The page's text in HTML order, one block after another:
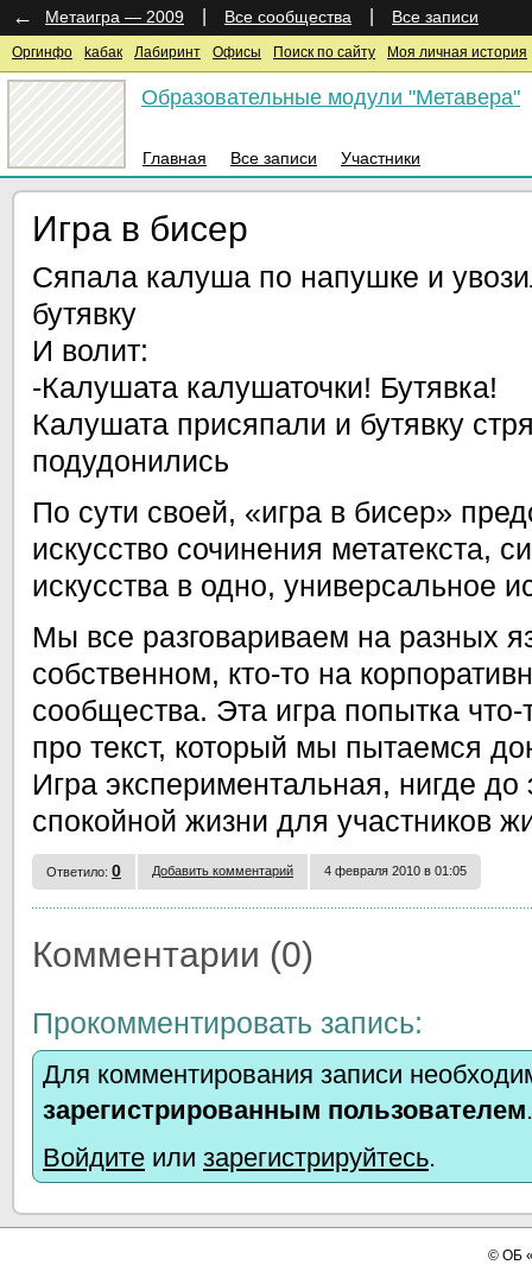
← Метаигра — 2009 Все сообщества Все записи
Оргинфо kaбак Лабиринт Офисы Поиск по сайту Моя личная история
Образовательные модули "Метавера"
Главная Все записи Участники
Игра в бисер
Сяпала калуша по напушке и
бутявку
И волит:
-Калушата калушаточки! Бутявка!
Калушата присяпали и бутявку
подудонились
По сути своей, «игра в бисер»
искусство сочинения метатекста,
искусства в одно, универсальное
Мы все разговариваем на разных
собственном, кто-то на
сообщества. Эта игра попытка
про текст, который мы пытаемся
Игра экспериментальная, нигде до
спокойной жизни для участников
Ответило: 0 Добавить комментарий 4 февраля 2010 в 01:05
Комментарии (0)
Прокомментировать запись:
Для комментирования записи
зарегистрированным пользователем.
Войдите или зарегистрируйтесь.
©ОБ